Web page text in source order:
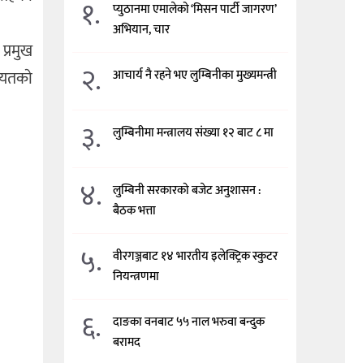
१.
प्युठानमा एमालेको ‘मिसन पार्टी जागरण’
अभियान, चार
२. आचार्य नै रहने भए लुम्बिनीका मुख्यमन्त्री
३. लुम्बिनीमा मन्त्रालय संख्या १२ बाट ८ मा
४.
लुम्बिनी सरकारको बजेट अनुशासन :
बैठक भत्ता
५.
वीरगञ्जबाट १४ भारतीय इलेक्ट्रिक स्कुटर
नियन्त्रणमा
६.
दाङका वनबाट ५५ नाल भरुवा बन्दुक
बरामद